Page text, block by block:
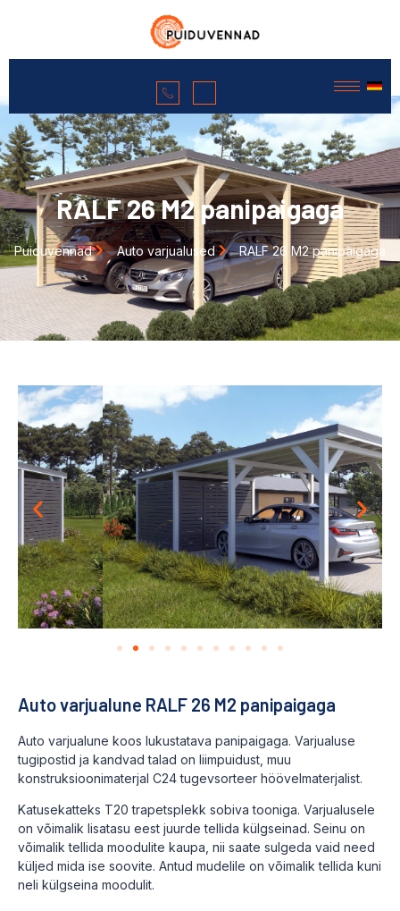
RALF 26 M2 panipaigaga
Puiduvennad Auto varjualused RALF 26 M2 panipaigaga
Auto varjualune RALF 26 M2 panipaigaga
Auto varjualune koos lukustatava panipaigaga. Varjualuse
tugipostid ja kandvad talad on liimpuidust, muu
konstruksioonimaterjal C24 tugevsorteer höövelmaterjalist.
Katusekatteks T20 trapetsplekk sobiva tooniga. Varjualusele
on võimalik lisatasu eest juurde tellida külgseinad. Seinu on
võimalik tellida moodulite kaupa, nii saate sulgeda vaid need
küljed mida ise soovite. Antud mudelile on võimalik tellida kuni
neli külgseina moodulit.